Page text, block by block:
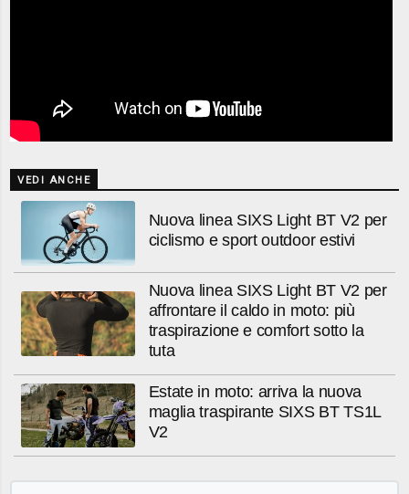
VEDI ANCHE
Nuova linea SIXS Light BT V2 per
ciclismo e sport outdoor estivi
Nuova linea SIXS Light BT V2 per
affrontare il caldo in moto: più
traspirazione e comfort sotto la
tuta
Estate in moto: arriva la nuova
maglia traspirante SIXS BT TS1L
V2